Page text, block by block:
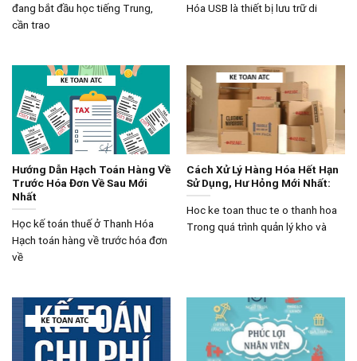
đang bắt đầu học tiếng Trung,
cần trao
Hóa USB là thiết bị lưu trữ di
Hướng Dẫn Hạch Toán Hàng Về
Trước Hóa Đơn Về Sau Mới
Nhất
Học kế toán thuế ở Thanh Hóa
Hạch toán hàng về trước hóa đơn
về
Cách Xử Lý Hàng Hóa Hết Hạn
Sử Dụng, Hư Hỏng Mới Nhất:
Hoc ke toan thuc te o thanh hoa
Trong quá trình quản lý kho và